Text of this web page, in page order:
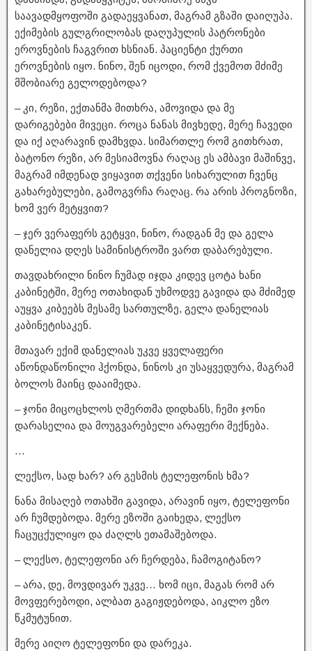
საავადმყოფოში გადაეყვანათ, მაგრამ გზაში დაიღუპა.
ექიმების გულგრილობას დაღუპულის პატრონები
ეროვნების ჩაგვრით ხსნიან. პაციენტი ქურთი
ეროვნების იყო. ნინო, შენ იცოდი, რომ ქვემოთ მძიმე
მშობიარე გელოდებოდა?
– კი, რეზი, ექთანმა მითხრა, ამოვიდა და მე
დარიგებები მივეცი. როცა ნანას მივხედე, მერე ჩავედი
და იქ აღარავინ დამხვდა. სიმართლე რომ გითხრათ,
ბატონო რეზი, არ მესიამოვნა რაღაც ეს ამბავი მაშინვე,
მაგრამ იმდენად ვიყავით თქვენი სიხარულით ჩვენც
გახარებულები, გამოგვრჩა რაღაც. რა არის პროგნოზი,
ხომ ვერ მეტყვით?
– ჯერ ვერაფერს გეტყვი, ნინო, რადგან მე და გელა
დანელია დღეს სამინისტროში ვართ დაბარებული.
თავდახრილი ნინო ჩუმად იჯდა კიდევ ცოტა ხანი
კაბინეტში, მერე ოთახიდან უხმოდვე გავიდა და მძიმედ
აუყვა კიბეებს მესამე სართულზე, გელა დანელიას
კაბინეტისაკენ.
მთავარ ექიმ დანელიას უკვე ყველაფერი
აწონდაწონილი ჰქონდა, ნინოს კი უსაყვედურა, მაგრამ
ბოლოს მაინც დააიმედა.
– ჯონი მიცოცხლოს ღმერთმა დიდხანს, ჩემი ჯონი
დარასელია და მოუგვარებელი არაფერი მექნება.
…
ლექსო, სად ხარ? არ გესმის ტელეფონის ხმა?
ნანა მისაღებ ოთახში გავიდა, არავინ იყო, ტელეფონი
არ ჩუმდებოდა. მერე ეზოში გაიხედა, ლექსო
ჩაცუცქულიყო და ძაღლს ეთამაშებოდა.
– ლექსო, ტელეფონი არ ჩერდება, ჩამოგიტანო?
– არა, დე, მოვდივარ უკვე… ხომ იცი, მაგას რომ არ
მოვფერებოდი, ალბათ გაგიჟდებოდა, აიკლო ეზო
წკმუტუნით.
მერე აიღო ტელეფონი და დარეკა.